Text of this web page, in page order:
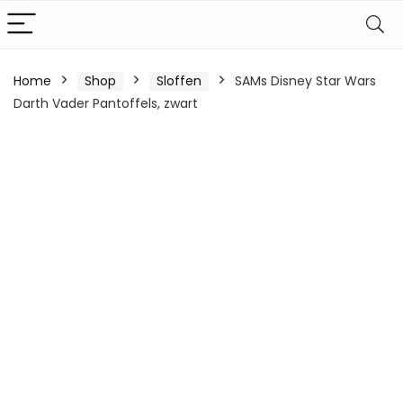
Home Shop Sloffen
SAMs Disney Star Wars
Darth Vader Pantoffels, zwart